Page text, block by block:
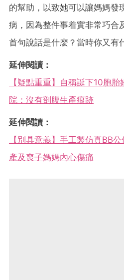
的幫助，以致她可以讓媽媽發
病，因為整件事着實非常巧合
首句說話是什麼？當時你又有
延伸閱讀：
【疑點重重】自稱誕下10胞
院：沒有剖腹生產痕跡
延伸閱讀：
【別具意義】手工製仿真BB
產及喪子媽媽內心傷痛